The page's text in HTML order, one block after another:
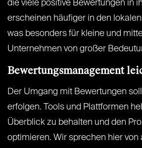
die viele positive Bewertungen in
erscheinen häufiger in den
was besonders für kleine und
Unternehmen von großer
Bewertungsmanagement
Der Umgang mit Bewertungen
erfolgen. Tools und Plattformen
Überblick zu behalten und den
optimieren. Wir sprechen hier von